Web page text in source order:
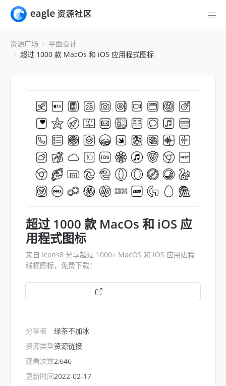
资源广场
平面设计
超过 1000 款 MacOs 和 iOS 应用程式图标
超过 1000 款 MacOs 和 iOS 应
用程式图标
来自 Icons8 分享超过 1000+ MacOS 和 iOS 应用进程
线框图标，免费下载！
分享者
资源类型
观看次数
更新时间
绿茶不加冰
资源链接
2,646
2022-02-17